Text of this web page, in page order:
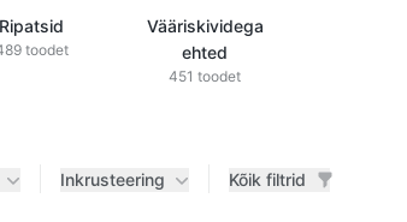
Ripatsid
toodet
Vääriskividega
ehted
451 toodet
Inkrusteering Kõik filtrid